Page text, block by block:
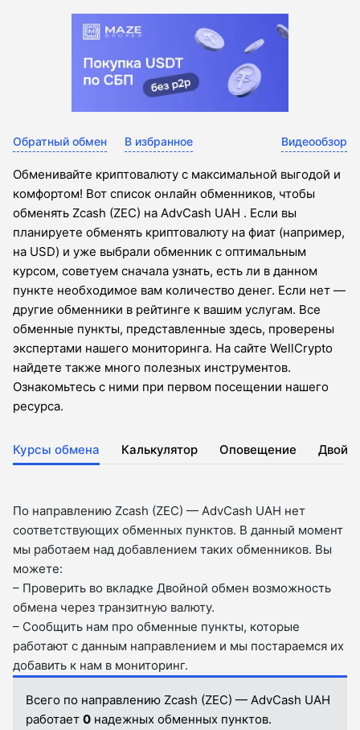
Обратный обмен В избранное Видеообзор
Обменивайте криптовалюту с максимальной выгодой и
комфортом! Вот список онлайн обменников, чтобы
обменять Zcash (ZEC) на AdvCash UAH . Если вы
планируете обменять криптовалюту на фиат (например,
на USD) и уже выбрали обменник с оптимальным
курсом, советуем сначала узнать, есть ли в данном
пункте необходимое вам количество денег. Если нет —
другие обменники в рейтинге к вашим услугам. Все
обменные пункты, представленные здесь, проверены
экспертами нашего мониторинга. На сайте WellCrypto
найдете также много полезных инструментов.
Ознакомьтесь с ними при первом посещении нашего
ресурса.
Курсы обмена Калькулятор Оповещение
По направлению Zcash (ZEC) — AdvCash UAH нет
соответствующих обменных пунктов. В данный момент
мы работаем над добавлением таких обменников. Вы
можете:
– Проверить во вкладкe Двойной обмен возможность
обмена через транзитную валюту.
– Сообщить нам про обменные пункты, которые
работают с данным направлением и мы постараемся их
добавить к нам в мониторинг.
Всего по направлению Zcash (ZEC) — AdvCash UAH
работает 0 надежных обменных пунктов.